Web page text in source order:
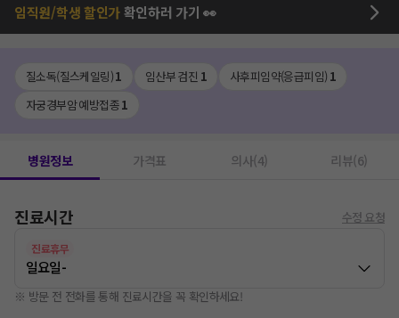
임직원/학생 할인가확인하러 가기 👀
질소독(질스케일링)1 임산부 검진 1 사후피임약(응급피임) 1
자궁경부암 예방접종1
병원정보 가격표 의사(4) 리뷰(6)
진료시간 수정 요청
진료휴무
일요일-
※ 방문 전 전화를 통해 진료시간을 꼭 확인하세요!